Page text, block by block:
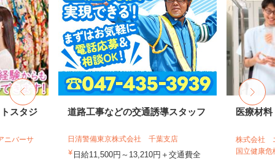
スタジ
ニバーサ
道路工事などの交通誘導スタッフ
日清警備東京株式会社 千葉支店
日給11,500円～13,210円＋交通費全
医療材
株式会社
国立健康危